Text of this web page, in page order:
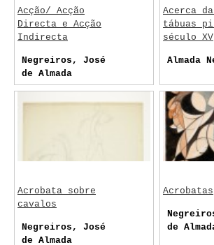
Acção/ Acção
Directa e Acção
Indirecta
Negreiros, José
de Almada
Acerca
tábuas
século XV
Almada
Acrobata sobre
cavalos
Negreiros, José
de Almada
Acrobatas
de